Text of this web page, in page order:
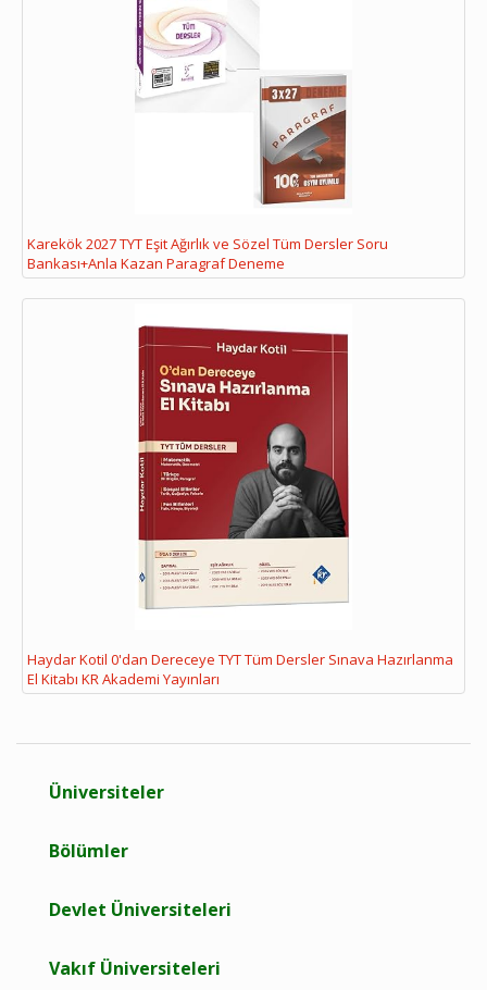
Karekök 2027 TYT Eşit Ağırlık ve Sözel Tüm Dersler Soru
Bankası+Anla Kazan Paragraf Deneme
Haydar Kotil 0'dan Dereceye TYT Tüm Dersler Sınava Hazırlanma
El Kitabı KR Akademi Yayınları
Üniversiteler
Bölümler
Devlet Üniversiteleri
Vakıf Üniversiteleri